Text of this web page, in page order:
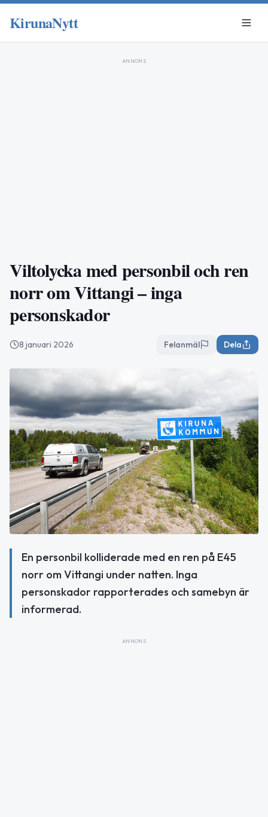
KirunaNytt
ANNONS
Viltolycka med personbil och ren
norr om Vittangi – inga
personskador
8 januari 2026 Felanmäl Dela
En personbil kolliderade med en ren på E45
norr om Vittangi under natten. Inga
personskador rapporterades och samebyn är
informerad.
ANNONS